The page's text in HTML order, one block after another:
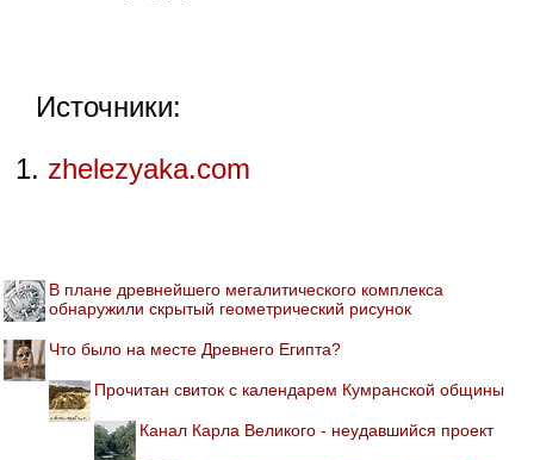
Источники:
zhelezyaka.com
В плане древнейшего мегалитического комплекса
обнаружили скрытый геометрический рисунок
Что было на месте Древнего Египта?
Прочитан свиток с календарем Кумранской общины
Канал Карла Великого - неудавшийся проект